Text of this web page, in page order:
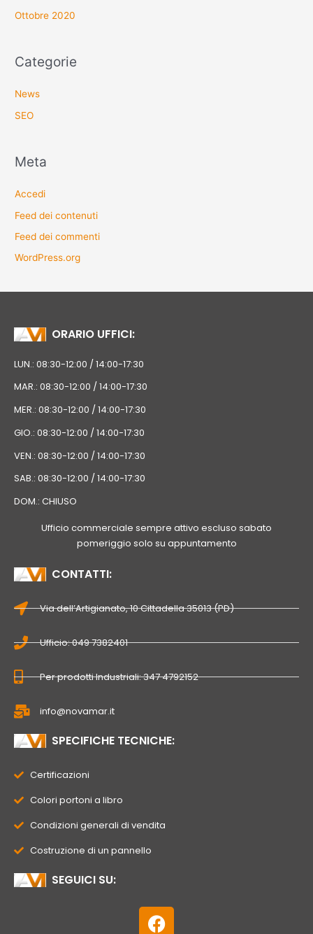
Ottobre 2020
Categorie
News
SEO
Meta
Accedi
Feed dei contenuti
Feed dei commenti
WordPress.org
ORARIO UFFICI:
LUN.: 08:30-12:00 / 14:00-17:30
MAR.: 08:30-12:00 / 14:00-17:30
MER.: 08:30-12:00 / 14:00-17:30
GIO.: 08:30-12:00 / 14:00-17:30
VEN.: 08:30-12:00 / 14:00-17:30
SAB.: 08:30-12:00 / 14:00-17:30
DOM.: CHIUSO
Ufficio commerciale sempre attivo escluso sabato
pomeriggio solo su appuntamento
CONTATTI:
Via dell’Artigianato, 10 Cittadella 35013 (PD)
Ufficio: 049 7382401
Per prodotti Industriali: 347 4792152
info@novamar.it
SPECIFICHE TECNICHE:
Certificazioni
Colori portoni a libro
Condizioni generali di vendita
Costruzione di un pannello
SEGUICI SU:
F